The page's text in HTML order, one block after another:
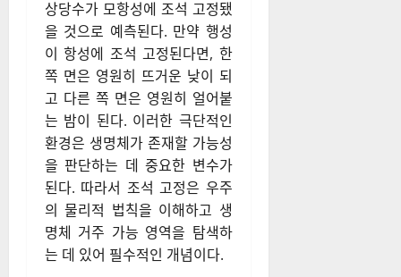
상당수가 모항성에 조석 고정됐
을 것으로 예측된다. 만약 행성
이 항성에 조석 고정된다면, 한
쪽 면은 영원히 뜨거운 낮이 되
고 다른 쪽 면은 영원히 얼어붙
는 밤이 된다. 이러한 극단적인
환경은 생명체가 존재할 가능성
을 판단하는 데 중요한 변수가
된다. 따라서 조석 고정은 우주
의 물리적 법칙을 이해하고 생
명체 거주 가능 영역을 탐색하
는 데 있어 필수적인 개념이다.